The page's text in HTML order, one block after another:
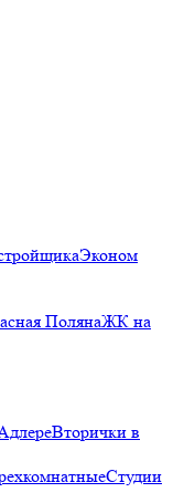
Эконом
ПолянаЖК на
Вторички в
Студии